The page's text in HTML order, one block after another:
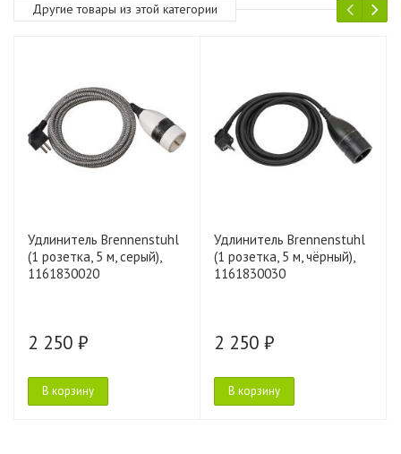
Другие товары из этой категории
Удлинитель Brennenstuhl
(1 розетка, 5 м, серый),
1161830020
2 250 ₽
В корзину
Удлинитель Brennenstuhl
(1 розетка, 5 м, чёрный),
1161830030
2 250 ₽
В корзину